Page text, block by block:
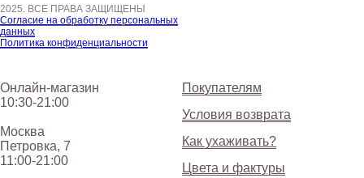
2025. ВСЕ ПРАВА ЗАЩИЩЕНЫ
Согласие на обработку персональных
данных
Политика конфиденциальности
Онлайн-магазин
10:30-21:00
Москва
Петровка, 7
11:00-21:00
Покупателям
Условия возврата
Как ухаживать?
Цвета и фактуры